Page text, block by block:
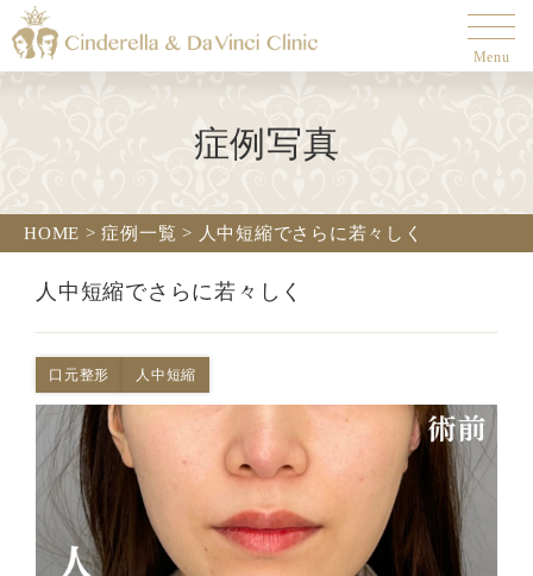
Menu
症例写真
HOME >症例一覧 > 人中短縮でさらに若々しく
人中短縮でさらに若々しく
口元整形 人中短縮